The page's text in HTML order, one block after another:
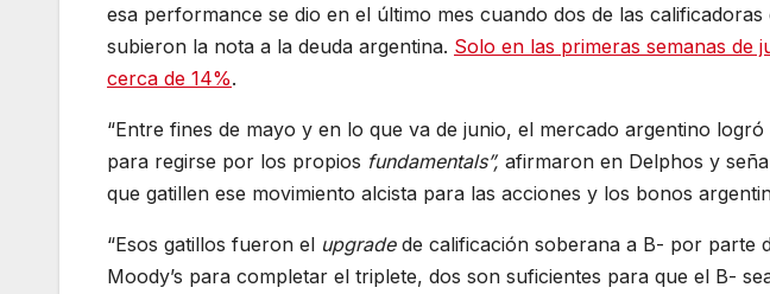
esa performance se dio en el último mes cuando dos de las
subieron la nota a la deuda argentina. Solo en las primeras semanas de
cerca de 14%.
“Entre fines de mayo y en lo que va de junio, el mercado argentino
para regirse por los propios fundamentals”, afirmaron en Delphos y
que gatillen ese movimiento alcista para las acciones y los bonos
“Esos gatillos fueron el upgrade de calificación soberana a B- por parte
Moody’s para completar el triplete, dos son suficientes para que el B-